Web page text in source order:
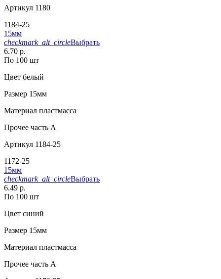
Артикул 1180
1184-25
15мм
checkmark_alt_circleВыбрать
6.70 р.
По 100 шт
Цвет белый
Размер 15мм
Материал пластмасса
Прочее часть A
Артикул 1184-25
1172-25
15мм
checkmark_alt_circleВыбрать
6.49 р.
По 100 шт
Цвет синий
Размер 15мм
Материал пластмасса
Прочее часть A